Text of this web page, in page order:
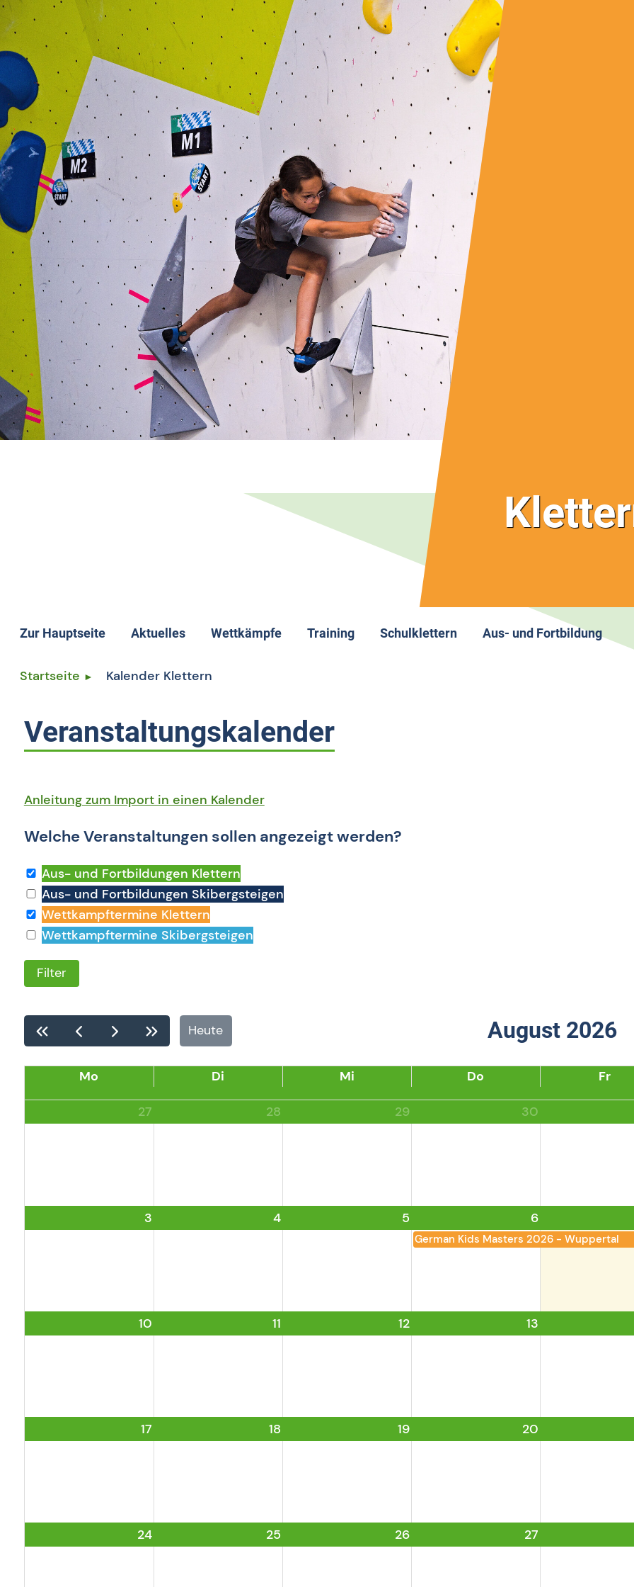
Zur Hauptseite Aktuelles
Wettkämpfe
Termine
Rangliste
Training
Landesleistungszentrum
Schulklettern
Aus- und Fortbildung
Aus- und Fortbildung
Startseite Kalender Klettern
Veranstaltungskalender
Anleitung zum Import in einen Kalender
Welche Veranstaltungen sollen angezeigt werden?
Aus- und Fortbildungen Klettern
Aus- und Fortbildungen Skibergsteigen
Wettkampftermine Klettern
Wettkampftermine Skibergsteigen
Heute August 2026
Mo Di Mi Do Fr
27 28 29 30
3 4 5 6
German Kids Masters 2026 - Wuppertal
10 11 12 13
17 18 19 20
24 25 26 27